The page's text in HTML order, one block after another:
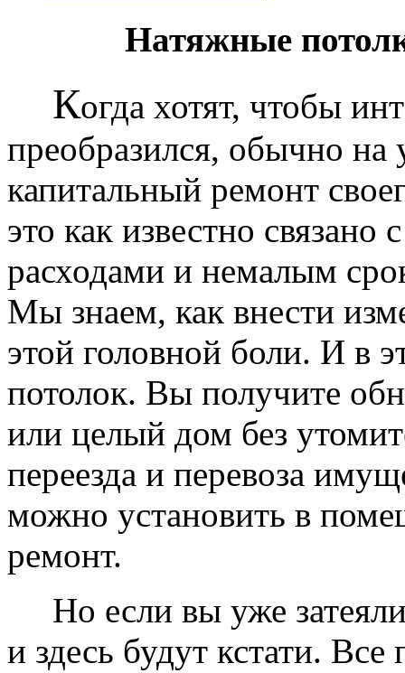
Натяжные
Когда хотят, чтобы
преобразился, обычно на
капитальный ремонт
это как известно
расходами и немалым
Мы знаем, как внести
этой головной боли. И в
потолок. Вы получите
или целый дом без
переезда и перевоза
можно установить в
ремонт.
Но если вы уже
и здесь будут кстати.